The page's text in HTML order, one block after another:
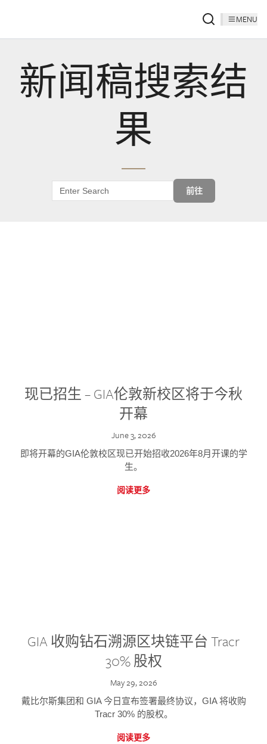
MENU
新闻稿搜索结
果
前往
现已招生 – GIA伦敦新校区将于今秋
开幕
June 3, 2026
即将开幕的GIA伦敦校区现已开始招收2026年8月开课的学
生。
阅读更多
GIA 收购钻石溯源区块链平台 Tracr
30% 股权
May 29, 2026
戴比尔斯集团和 GIA 今日宣布签署最终协议，GIA 将收购
Tracr 30% 的股权。
阅读更多